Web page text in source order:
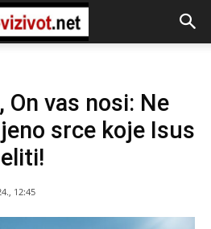
On vas nosi: Ne
srce koje Isus
12:45